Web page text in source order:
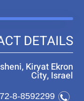
DETAILS
Kiryat Ekron
City, Israel
8-8592299